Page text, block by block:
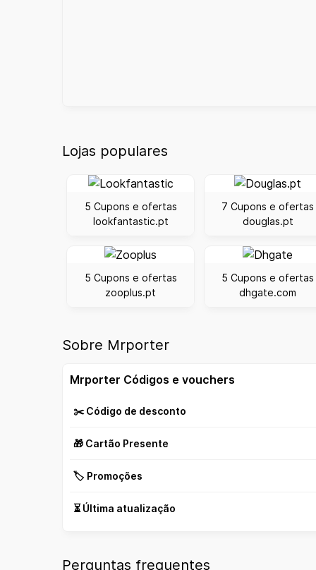
Lojas populares
5 Cupons e ofertas
lookfantastic.pt
7 Cupons e ofertas
douglas.pt
5 Cupons e ofertas
zooplus.pt
5 Cupons e ofertas
dhgate.com
Sobre Mrporter
Mrporter Códigos e vouchers
✂️ Código de desconto
🎁 Cartão Presente
🏷️ Promoções
⏳ Última atualização
Perguntas frequentes